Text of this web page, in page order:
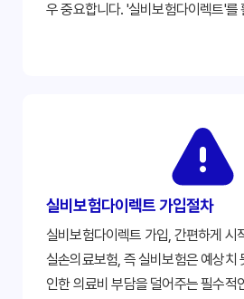
우 중요합니다. '실비보험다이렉트'를 활용하면 보다 저렴하
꼼히 확인하고, 다양한 할인 혜택을
험료 부담을 줄이도록 노력하세요. 지금 바로 실비보험다이
렉트를 통해 나에게 맞는 보험을 찾
실비보험다이렉트 가입절차
실비보험다이렉트 가입, 간편하게 시
실손의료보험, 즉 실비보험은 예상치
인한 의료비 부담을 덜어주는 필수적인 보